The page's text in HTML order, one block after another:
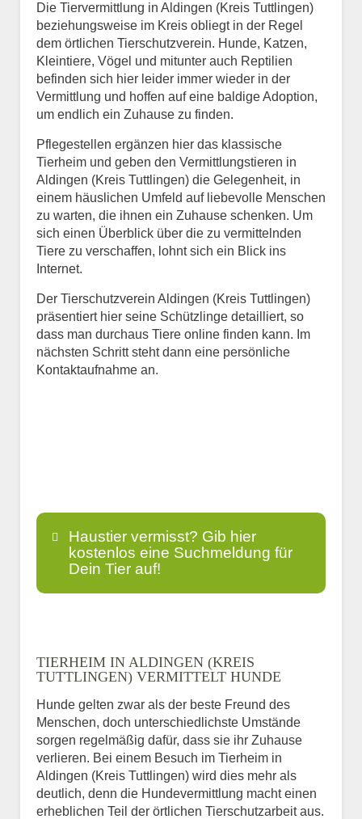
Die Tiervermittlung in Aldingen (Kreis Tuttlingen)
beziehungsweise im Kreis obliegt in der Regel
dem örtlichen Tierschutzverein. Hunde, Katzen,
Kleintiere, Vögel und mitunter auch Reptilien
befinden sich hier leider immer wieder in der
Vermittlung und hoffen auf eine baldige Adoption,
um endlich ein Zuhause zu finden.
Pflegestellen ergänzen hier das klassische
Tierheim und geben den Vermittlungstieren in
Aldingen (Kreis Tuttlingen) die Gelegenheit, in
einem häuslichen Umfeld auf liebevolle Menschen
zu warten, die ihnen ein Zuhause schenken. Um
sich einen Überblick über die zu vermittelnden
Tiere zu verschaffen, lohnt sich ein Blick ins
Internet.
Der Tierschutzverein Aldingen (Kreis Tuttlingen)
präsentiert hier seine Schützlinge detailliert, so
dass man durchaus Tiere online finden kann. Im
nächsten Schritt steht dann eine persönliche
Kontaktaufnahme an.
Haustier vermisst? Gib hier
kostenlos eine Suchmeldung für
Dein Tier auf!
E-Mail*
TIERHEIM IN ALDINGEN (KREIS
TUTTLINGEN) VERMITTELT HUNDE
Hunde gelten zwar als der beste Freund des
Menschen, doch unterschiedlichste Umstände
sorgen regelmäßig dafür, dass sie ihr Zuhause
verlieren. Bei einem Besuch im Tierheim in
Aldingen (Kreis Tuttlingen) wird dies mehr als
deutlich, denn die Hundevermittlung macht einen
erheblichen Teil der örtlichen Tierschutzarbeit aus.